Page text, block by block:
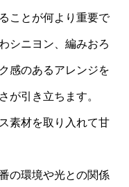
ことが何より重要で
シニヨン、編みおろ
感のあるアレンジを
が引き立ちます。
素材を取り入れて甘
の環境や光との関係